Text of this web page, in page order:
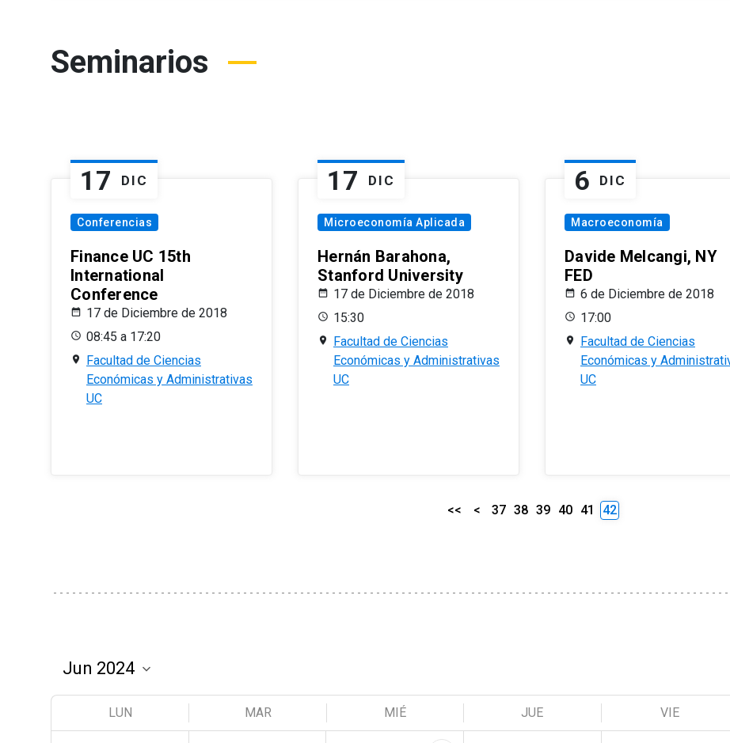
Seminarios
17 DIC
Conferencias
Finance UC 15th
International
Conference
17 de Diciembre de 2018
08:45 a 17:20
Facultad de Ciencias
Económicas y Administrativas
UC
17 DIC
Microeconomía Aplicada
Hernán Barahona,
Stanford University
17 de Diciembre de 2018
15:30
Facultad de Ciencias
Económicas y Administrativas
UC
6 DIC
Macroeconomía
Davide Melcangi, NY
FED
6 de Diciembre de 2018
17:00
Facultad de Ciencias
Económicas y
UC
<< < 37 38 39 40 41 42
LUN MAR MIÉ JUE VIE